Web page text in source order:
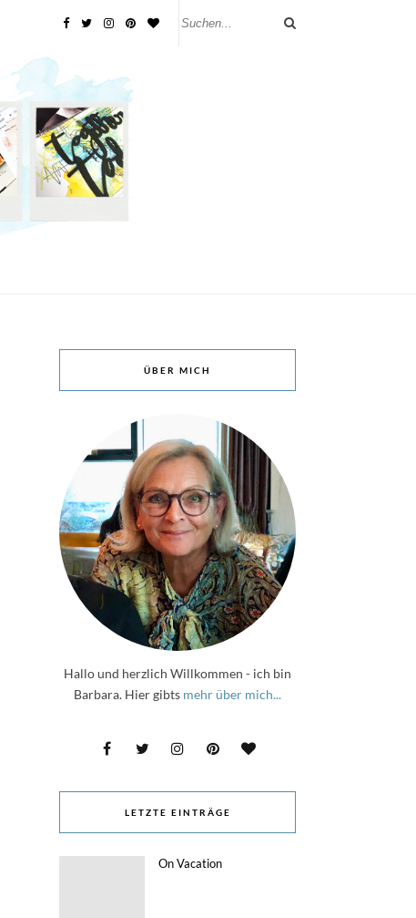
ÜBER MICH
Hallo und herzlich Willkommen - ich bin
Barbara. Hier gibts mehr über mich...
LETZTE EINTRÄGE
On Vacation